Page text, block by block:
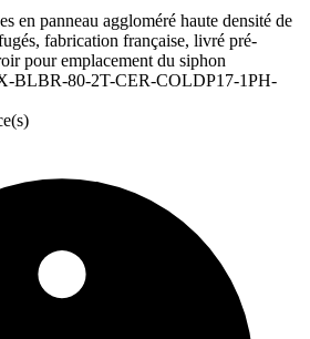
en panneau aggloméré haute densité de
fabrication française, livré pré-
pour emplacement du siphon
BLBR-80-2T-CER-COLDP17-1PH-